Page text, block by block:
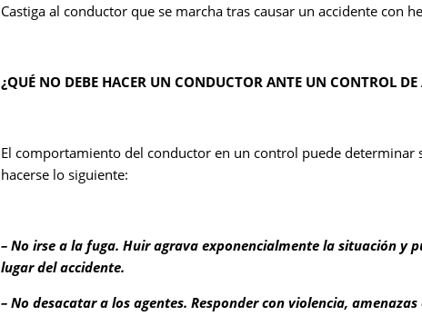
Castiga al conductor que se marcha tras causar un accidente con
¿QUÉ NO DEBE HACER UN CONDUCTOR ANTE UN CONTROL
El comportamiento del conductor en un control puede
hacerse lo siguiente:
– No irse a la fuga. Huir agrava exponencialmente la situación y
lugar del accidente.
– No desacatar a los agentes. Responder con violencia,